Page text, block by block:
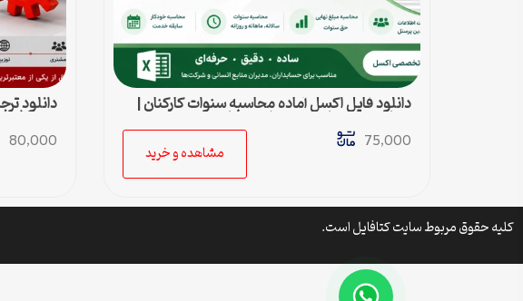
دانلود فایل اکسل آماده محاسبه سنوات کارکنان |
محاسبه خودکار حق سنوات و پایان کار
75,000
مشاهده و خرید
تامین
80,000
کلیه حقوق مربوط سایت کتافایل است.